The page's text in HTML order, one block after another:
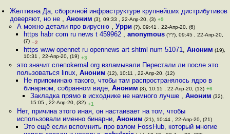
Желтизна Да, сборочной инфраструктуре крупнейших дистрибутивов
доверяют, но не ,Аноним (3), 09:33 , 22-Апр-20, (3) +9
А можно детали про вирусню , Урри (?), 09:41 , 22-Апр-20, (6)
https habr com ru news t 459962 , anonymous(??), 09:45 , 22-Апр-20,
(7) –2
https www opennet ru opennews art shtml num 51071, Аноним (19),
10:31 , 22-Апр-20, (19) +3
это значит слепоkernal org взламывали Перестали ли после это
пользоваться linux, Аноним (12), 10:11 , 22-Апр-20, (12)
Не припоминаю такого, чтобы там распространялось ядро в
бинарном, собранном виде, Аноним (3), 10:15 , 22-Апр-20, (13) +6
Закладка прямо в исходнике не намного лучше ,Аноним (32),
15:05 , 22-Апр-20, (32) +1
Нет, причина этого иная, он настаивает на том, чтобы
использовали именно бинарни, Аноним (21), 10:44 , 22-Апр-20, (21)
Это ещё если вспомнить про взлом FossHub, который многие